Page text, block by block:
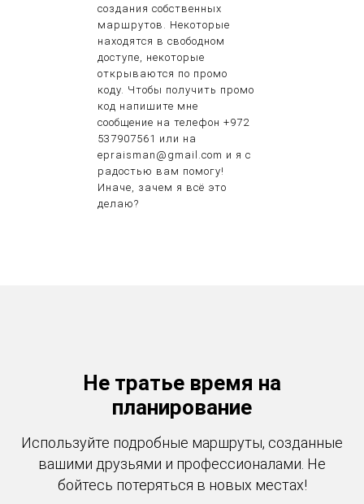
создания собственных
маршрутов. Некоторые
находятся в свободном
доступе, некоторые
открываются по промо
коду. Чтобы получить промо
код напишите мне
сообщение на телефон +972
537907561 или на
epraisman@gmail.com и я с
радостью вам помогу!
Иначе, зачем я всё это
делаю?
Не тратье время на
планирование
Используйте подробные маршруты, созданные
вашими друзьями и профессионалами. Не
бойтесь потеряться в новых местах!